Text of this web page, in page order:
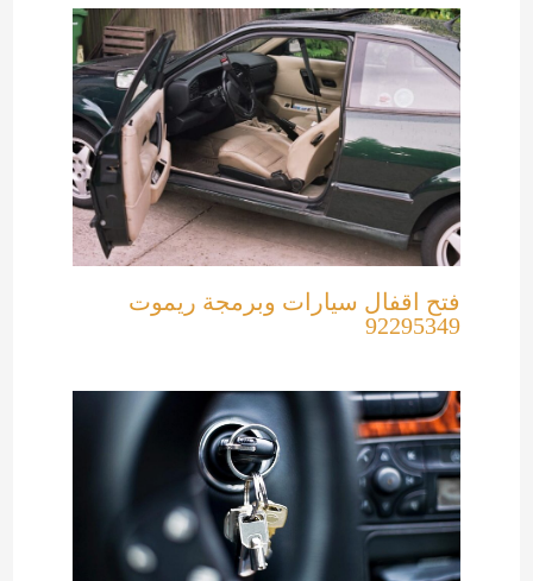
فتح اقفال سيارات وبرمجة ريموت
92295349